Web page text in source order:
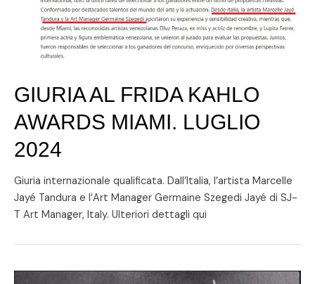
GIURIA AL FRIDA KAHLO
AWARDS MIAMI. LUGLIO
2024
Giuria internazionale qualificata. Dall’Italia, l’artista Marcelle
Jayé Tandura e l’Art Manager Germaine Szegedi Jayé di SJ-
T Art Manager, Italy. Ulteriori dettagli qui